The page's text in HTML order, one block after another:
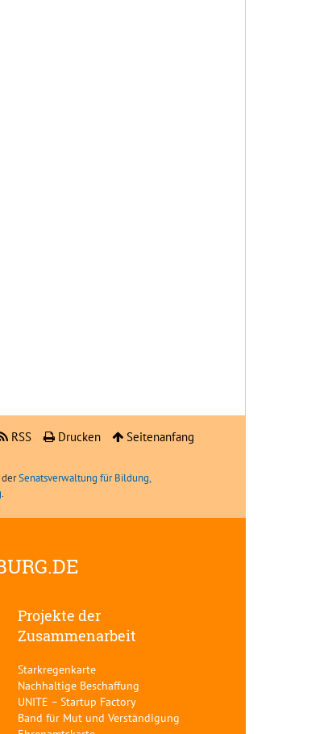
RSS Drucken Seitenanfang
derSenatsverwaltung für Bildung,
.
Projekte der
Zusammenarbeit
Starkregenkarte
Nachhaltige Beschaffung
UNITE – Startup Factory
Band für Mut und Verständigung